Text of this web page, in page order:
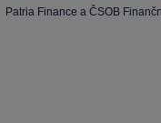
Patria Finance a ČSOB